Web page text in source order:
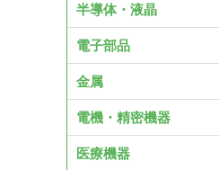
半導体・液晶
電子部品
金属
電機・精密機器
医療機器